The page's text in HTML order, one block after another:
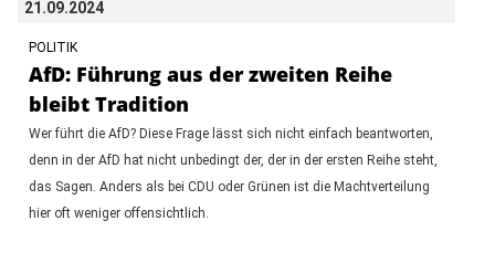
21.09.2024
POLITIK
AfD: Führung aus der zweiten Reihe
bleibt Tradition
Wer führt die AfD? Diese Frage lässt sich nicht einfach beantworten,
denn in der AfD hat nicht unbedingt der, der in der ersten Reihe steht,
das Sagen. Anders als bei CDU oder Grünen ist die Machtverteilung
hier oft weniger offensichtlich.